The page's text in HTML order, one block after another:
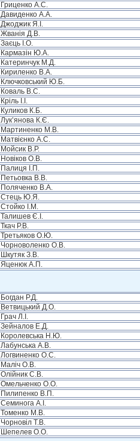
Гриценко А.С.
Давиденко А.А.
Джоджик Я.І.
Жванія Д.В.
Заєць І.О.
Кармазін Ю.А.
Катеринчук М.Д.
Кириленко В.А.
Ключковський Ю.Б.
Коваль В.С.
Кріль І.І.
Куликов К.Б.
Лук’янова К.Є.
Мартиненко М.В.
Матвієнко А.С.
Мойсик В.Р.
Новіков О.В.
Палиця І.П.
Петьовка В.В.
Поляченко В.А.
Стець Ю.Я.
Стойко І.М.
Талишев Є.І.
Ткач Р.В.
Третьяков О.Ю.
Чорноволенко О.В.
Шкутяк З.В.
Яценюк А.П.
Богдан Р.Д.
Ветвицький Д.О.
Грач Л.І.
Зейналов Е.Д.
Королевська Н.Ю.
Лабунська А.В.
Логвиненко О.С.
Маліч О.В.
Олійник С.В.
Омельченко О.О.
Пилипенко В.П.
Семинога А.І.
Томенко М.В.
Чорновіл Т.В.
Шепелев О.О.